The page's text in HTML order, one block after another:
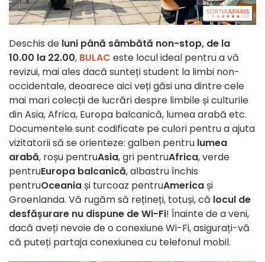
Deschis de luni până sâmbătă non-stop, de la
10.00 la 22.00, BULAC este locul ideal pentru a vă
revizui, mai ales dacă sunteți student la limbi non-
occidentale, deoarece aici veți găsi una dintre cele
mai mari colecții de lucrări despre limbile și culturile
din Asia, Africa, Europa balcanică, lumea arabă etc.
Documentele sunt codificate pe culori pentru a ajuta
vizitatorii să se orienteze: galben pentru lumea
arabă, roșu pentruAsia, gri pentruAfrica, verde
pentruEuropa balcanică, albastru închis
pentruOceania și turcoaz pentruAmerica și
Groenlanda. Vă rugăm să rețineți, totuși, că locul de
desfășurare nu dispune de Wi-Fi! Înainte de a veni,
dacă aveți nevoie de o conexiune Wi-Fi, asigurați-vă
că puteți partaja conexiunea cu telefonul mobil.